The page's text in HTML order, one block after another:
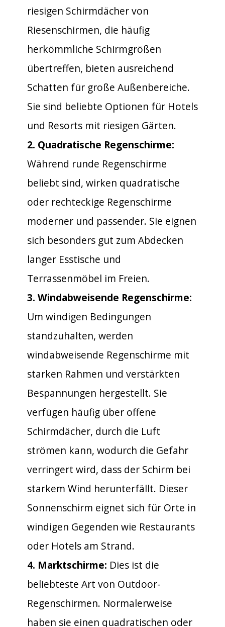
riesigen Schirmdächer von
Riesenschirmen, die häufig
herkömmliche Schirmgrößen
übertreffen, bieten ausreichend
Schatten für große Außenbereiche.
Sie sind beliebte Optionen für Hotels
und Resorts mit riesigen Gärten.
2. Quadratische Regenschirme:
Während runde Regenschirme
beliebt sind, wirken quadratische
oder rechteckige Regenschirme
moderner und passender. Sie eignen
sich besonders gut zum Abdecken
langer Esstische und
Terrassenmöbel im Freien.
3. Windabweisende Regenschirme:
Um windigen Bedingungen
standzuhalten, werden
windabweisende Regenschirme mit
starken Rahmen und verstärkten
Bespannungen hergestellt. Sie
verfügen häufig über offene
Schirmdächer, durch die Luft
strömen kann, wodurch die Gefahr
verringert wird, dass der Schirm bei
starkem Wind herunterfällt. Dieser
Sonnenschirm eignet sich für Orte in
windigen Gegenden wie Restaurants
oder Hotels am Strand.
4. Marktschirme: Dies ist die
beliebteste Art von Outdoor-
Regenschirmen. Normalerweise
haben sie einen quadratischen oder